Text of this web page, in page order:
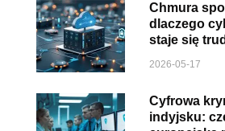
Chmura
dlaczego
staje się
2026-05-17
Cyfrowa
indyjsku: